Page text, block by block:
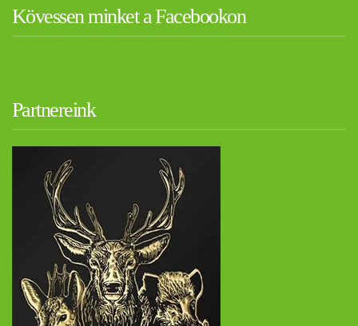
Kövessen minket a Facebookon
Partnereink